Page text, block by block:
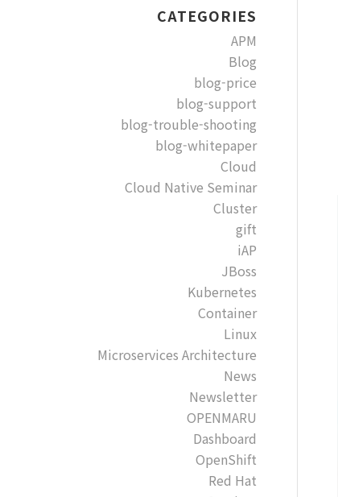
CATEGORIES
APM
Blog
blog-price
blog-support
blog-trouble-shooting
blog-whitepaper
Cloud
Cloud Native Seminar
Cluster
gift
iAP
JBoss
Kubernetes
Container
Linux
Microservices Architecture
News
Newsletter
OPENMARU
Dashboard
OpenShift
Red Hat